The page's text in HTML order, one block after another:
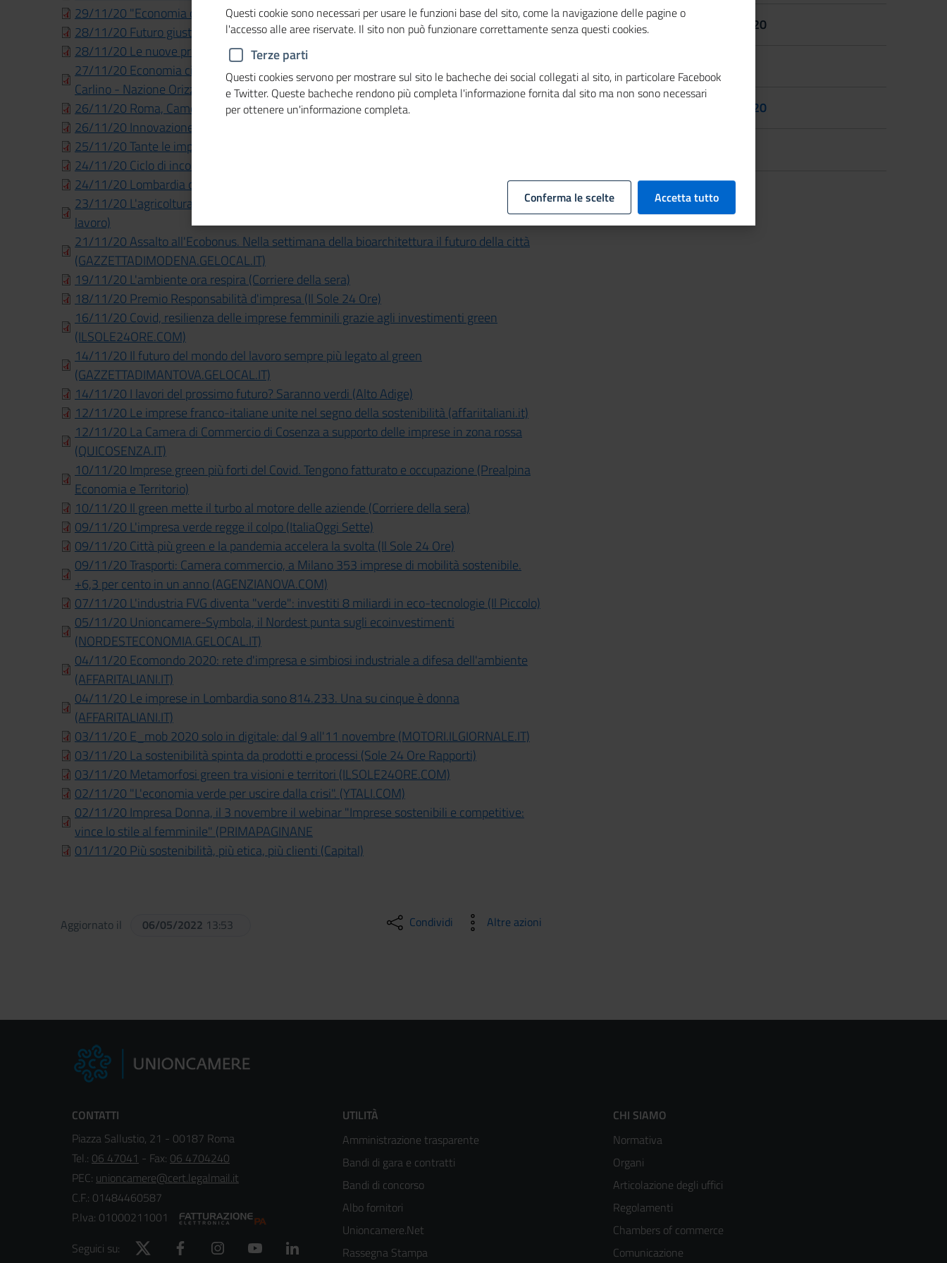
29/11/20 "Economia circolare, raccoglieremo la sfida" (Mattino Padova)
28/11/20 Futuro giusto e sostenibile (L'Eco di Bergamo)
28/11/20 Le nuove professioni sono green e digitali (La Prealpina)
27/11/20 Economia circolare, bici e rifiuti. La rivoluzione verde dei cittadini (Giorno -
Carlino - Nazione Orizzonte)
26/11/20 Roma, Camera di commercio, Premio Idea Innovativa (ANSA.IT)
26/11/20 Innovazione: T2I e Cciaa Veneto per progetto agrifood e vino (Ansa.it)
25/11/20 Tante le imprese "rosa" che resistono al coronavirus (Gazzetta di Bari)
24/11/20 Ciclo di incontri "Economia verde" (PADOVANET.IT)
24/11/20 Lombardia circolare, oggi l'appuntamento web (La Provincia)
23/11/20 L'agricoltura è sempre più rosa. Occupazione femminile al top (QN Economia e
lavoro)
21/11/20 Assalto all'Ecobonus. Nella settimana della bioarchitettura il futuro della città
(GAZZETTADIMODENA.GELOCAL.IT)
19/11/20 L'ambiente ora respira (Corriere della sera)
18/11/20 Premio Responsabilità d'impresa (Il Sole 24 Ore)
16/11/20 Covid, resilienza delle imprese femminili grazie agli investimenti green
(ILSOLE24ORE.COM)
14/11/20 Il futuro del mondo del lavoro sempre più legato al green
(GAZZETTADIMANTOVA.GELOCAL.IT)
14/11/20 I lavori del prossimo futuro? Saranno verdi (Alto Adige)
12/11/20 Le imprese franco-italiane unite nel segno della sostenibilità (affariitaliani.it)
12/11/20 La Camera di Commercio di Cosenza a supporto delle imprese in zona rossa
(QUICOSENZA.IT)
10/11/20 Imprese green più forti del Covid. Tengono fatturato e occupazione (Prealpina
Economia e Territorio)
10/11/20 Il green mette il turbo al motore delle aziende (Corriere della sera)
09/11/20 L'impresa verde regge il colpo (ItaliaOggi Sette)
09/11/20 Città più green e la pandemia accelera la svolta (Il Sole 24 Ore)
09/11/20 Trasporti: Camera commercio, a Milano 353 imprese di mobilità sostenibile.
+6,3 per cento in un anno (AGENZIANOVA.COM)
07/11/20 L'industria FVG diventa "verde": investiti 8 miliardi in eco-tecnologie (Il Piccolo)
05/11/20 Unioncamere-Symbola, il Nordest punta sugli ecoinvestimenti
(NORDESTECONOMIA.GELOCAL.IT)
04/11/20 Ecomondo 2020: rete d'impresa e simbiosi industriale a difesa dell'ambiente
(AFFARITALIANI.IT)
04/11/20 Le imprese in Lombardia sono 814.233. Una su cinque è donna
(AFFARITALIANI.IT)
03/11/20 E_mob 2020 solo in digitale: dal 9 all'11 novembre (MOTORI.ILGIORNALE.IT)
03/11/20 La sostenibilità spinta da prodotti e processi (Sole 24 Ore Rapporti)
03/11/20 Metamorfosi green tra visioni e territori (ILSOLE24ORE.COM)
02/11/20 "L'economia verde per uscire dalla crisi". (YTALI.COM)
02/11/20 Impresa Donna, il 3 novembre il webinar "Imprese sostenibili e competitive:
vince lo stile al femminile" (PRIMAPAGINANE
01/11/20 Più sostenibilità, più etica, più clienti (Capital)
Aggiornato il 06/05/2022 13:53 Condividi Altre azioni
Novembre 2020
Settembre 2020
CONTATTI
Piazza Sallustio, 21 - 00187 Roma
Tel.: 06 47041 - Fax: 06 4704240
PEC: unioncamere@cert.legalmail.it
C.F.: 01484460587
P.Iva: 01000211001
Seguici su:
Twitter Facebook Instagram YouTube
Footer
menù
colonna
2
UTILITÀ
Amministrazione trasparente
Bandi di gara e contratti
Bandi di concorso
Albo fornitori
Unioncamere.Net
Rassegna Stampa
Footer
menù
colonna
3
CHI SIAMO
Normativa
Organi
Articolazione degli uffici
Regolamenti
Chambers of commerce
Comunicazione
Questi cookie sono necessari per usare le funzioni base del sito, come la navigazione delle pagine o
l'accesso alle aree riservate. Il sito non può funzionare correttamente senza questi cookies.
Terze parti
Questi cookies servono per mostrare sul sito le bacheche dei social collegati al sito, in particolare Facebook
e Twitter. Queste bacheche rendono più completa l'informazione fornita dal sito ma non sono necessari
per ottenere un'informazione completa.
Conferma le scelte Accetta tutto